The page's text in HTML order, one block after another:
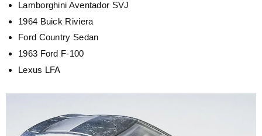
Lamborghini Aventador SVJ
1964 Buick Riviera
Ford Country Sedan
1963 Ford F-100
Lexus LFA